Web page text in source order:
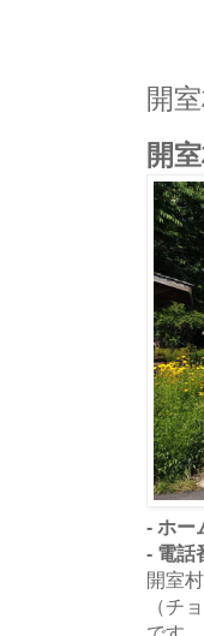
開
開
- ホー
- 電話
開室
（チ